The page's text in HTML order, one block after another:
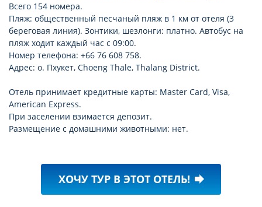
Всего 154 номера.
Пляж: общественный песчаный пляж в 1 км от отеля (3
береговая линия). Зонтики, шезлонги: платно. Автобус на
пляж ходит каждый час с 09:00.
Номер телефона: +66 76 608 758.
Адрес: о. Пхукет, Choeng Thale, Thalang District.
Отель принимает кредитные карты: Master Card, Visa,
American Express.
При заселении взимается депозит.
Размещение с домашними животными: нет.
ХОЧУ ТУР В ЭТОТ ОТЕЛЬ! forward